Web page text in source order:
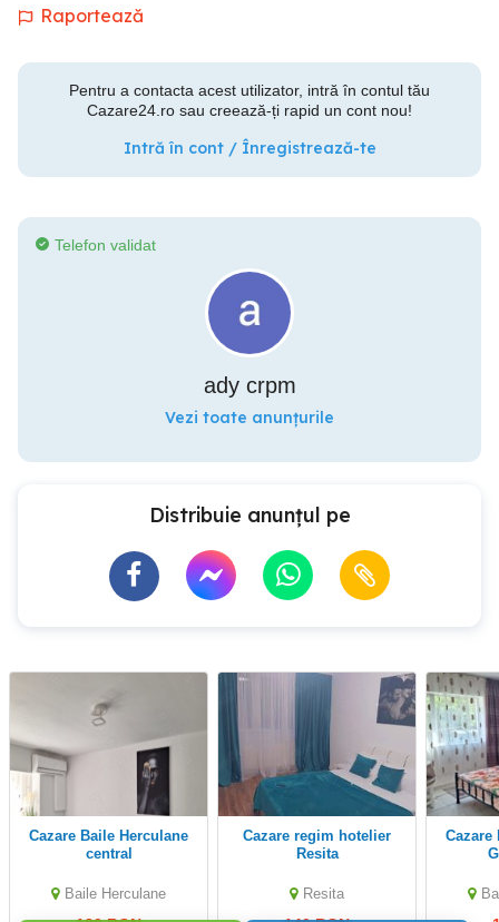
Raportează
Pentru a contacta acest utilizator, intră în contul tău
Cazare24.ro sau creează-ți rapid un cont nou!
Intră în cont / Înregistrează-te
Telefon validat
ady crpm
Vezi toate anunțurile
Distribuie anunțul pe
Cazare Baile Herculane
central
Baile Herculane
Cazare regim hotelier
Resita
Resita
Cazare Băile Herculane